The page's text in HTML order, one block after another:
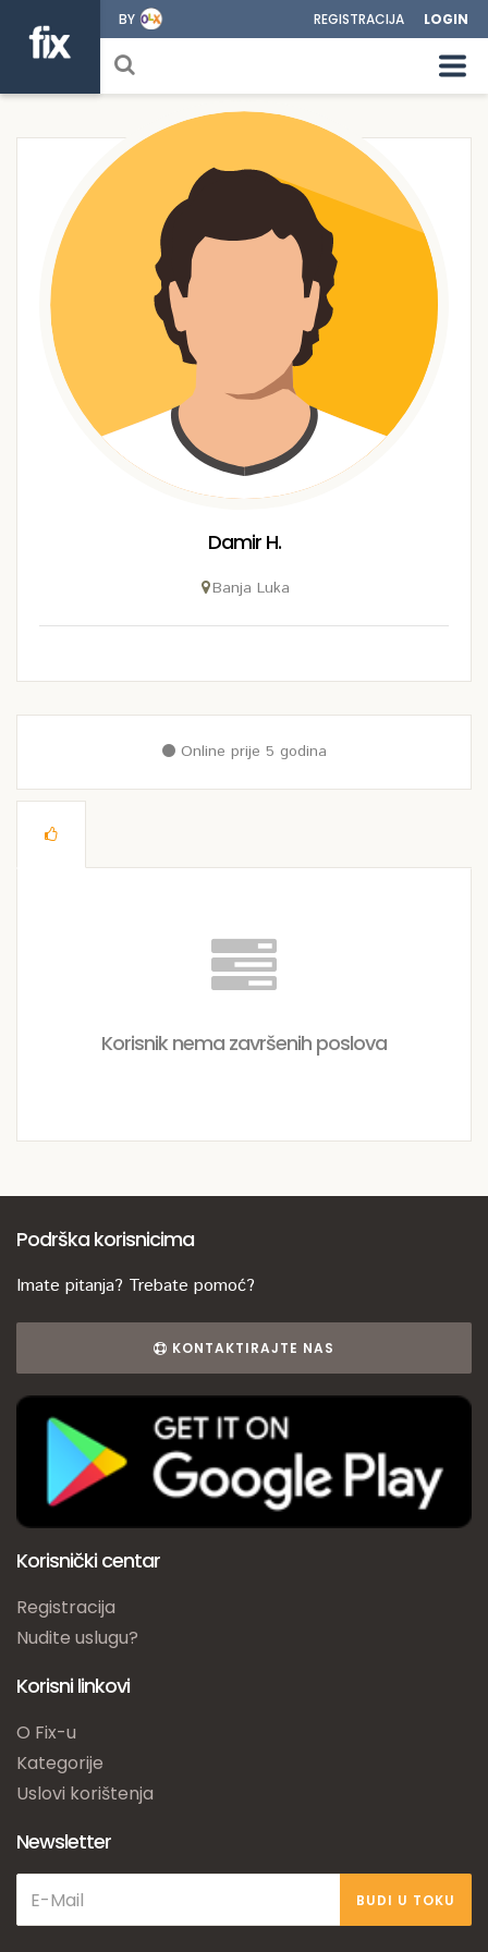
BY REGISTRACIJA LOGIN
Damir H.
Banja Luka
Online prije 5 godina
Korisnik nema završenih poslova
Podrška korisnicima
Imate pitanja? Trebate pomoć?
KONTAKTIRAJTE NAS
Korisnički centar
Registracija
Nudite uslugu?
Korisni linkovi
O Fix-u
Kategorije
Uslovi korištenja
Newsletter
BUDI U TOKU